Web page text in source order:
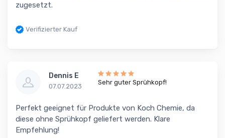
zugesetzt.
Verifizierter Kauf
Dennis E
07.07.2023
Sehr guter Sprühkopf!
Perfekt geeignet für Produkte von Koch Chemie, da
diese ohne Sprühkopf geliefert werden. Klare
Empfehlung!